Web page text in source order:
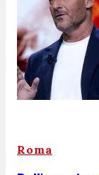
Roma